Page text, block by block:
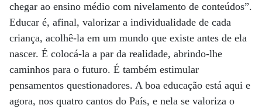
chegar ao ensino médio com nivelamento de conteúdos”.
Educar é, afinal, valorizar a individualidade de cada
criança, acolhê-la em um mundo que existe antes de ela
nascer. É colocá-la a par da realidade, abrindo-lhe
caminhos para o futuro. É também estimular
pensamentos questionadores. A boa educação está aqui e
agora, nos quatro cantos do País, e nela se valoriza o